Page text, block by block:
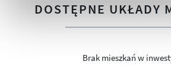
DOSTĘPNE UKŁADY
Brak mieszkań w